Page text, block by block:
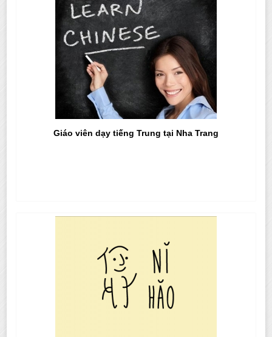
Giáo viên dạy tiếng Trung tại Nha Trang